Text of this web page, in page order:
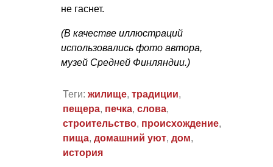
не гаснет.
(В качестве иллюстраций
использовались фото автора,
музей Средней Финляндии.)
Теги: жилище, традиции,
пещера, печка, слова,
строительство, происхождение,
пища, домашний уют, дом,
история